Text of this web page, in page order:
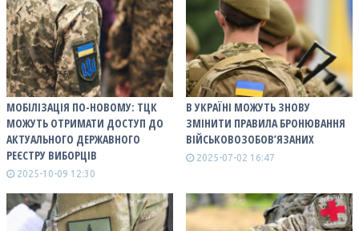
МОБІЛІЗАЦІЯ ПО-НОВОМУ: ТЦК
МОЖУТЬ ОТРИМАТИ ДОСТУП ДО
АКТУАЛЬНОГО ДЕРЖАВНОГО
РЕЄСТРУ ВИБОРЦІВ
2025-10-09 12:30
В УКРАЇНІ МОЖУТЬ ЗНОВУ
ЗМІНИТИ ПРАВИЛА БРОНЮВАННЯ
ВІЙСЬКОВОЗОБОВ’ЯЗАНИХ
2025-07-02 16:47